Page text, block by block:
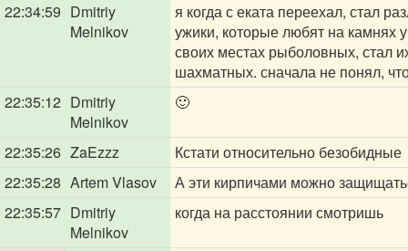
22:34:59 Dmitriy
Melnikov
я когда с еката переехал, стал
ужики, которые любят на камнях
своих местах рыболовных, стал
шахматных. сначала не понял,
22:35:12 Dmitriy
Melnikov
🙂
22:35:26 ZaEzzz
Кстати относительно безобидные
22:35:28 Artem Vlasov
А эти кирпичами можно
22:35:57 Dmitriy
Melnikov
когда на расстоянии смотришь